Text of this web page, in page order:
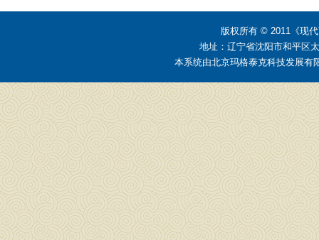
版权所有 © 2011《现
地址：辽宁省沈阳市和平区
本系统由北京玛格泰克科技发展有